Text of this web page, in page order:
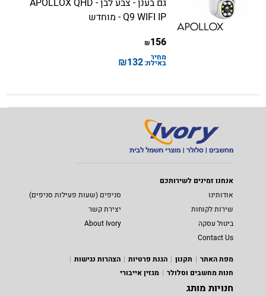
Q9 WIFI IP - מוחדש
156
₪
מחיר
באילת:132
₪
אנחנו זמינים לשירותכם
אודותינו
סניפים (שעות פעילות סניפים)
שירות לקוחות
יצירת קשר
ביטול עסקה
About Ivory
Contact Us
מפת האתר
תקנון הגנת פרטיות
הצהרות נגישות
חנות מחשבים וסלולר
מגזין אייבורי
חנויות מותג